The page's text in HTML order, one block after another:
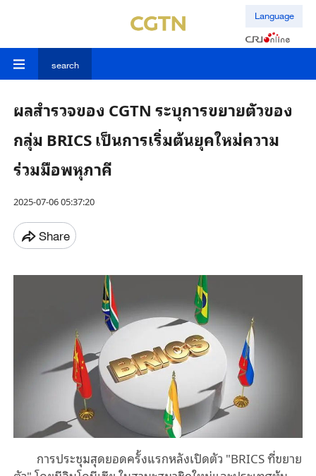
Language
search
ผลสำรวจของ CGTN ระบุการขยายตัวของ
กลุ่ม BRICS เป็นการเริ่มต้นยุคใหม่ความ
ร่วมมือพหุภาคี
2025-07-06 05:37:20
Share
การประชุมสุดยอดครั้งแรกหลังเปิดตัว "BRICS ที่ขยาย